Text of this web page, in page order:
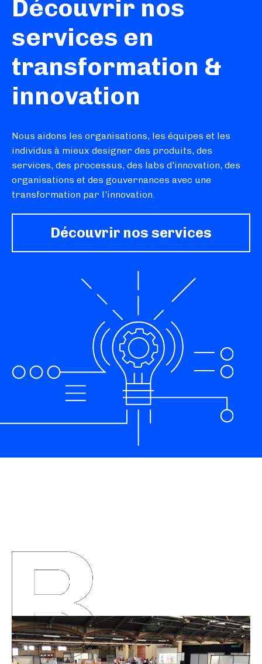
Découvrir nos
services en
transformation &
innovation
Nous aidons les organisations, les équipes et les
individus à mieux designer des produits, des
services, des processus, des labs d'innovation, des
organisations et des gouvernances avec une
transformation par l'innovation.
Découvrir nos services